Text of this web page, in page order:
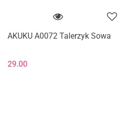
AKUKU A0072 Talerzyk Sowa
29.00